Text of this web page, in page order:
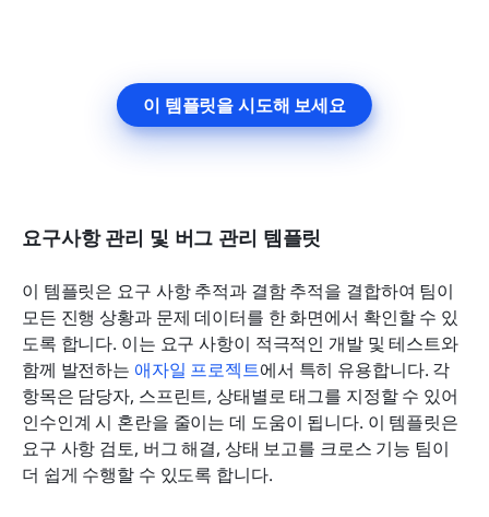
이 템플릿을 시도해 보세요
요구사항 관리 및 버그 관리 템플릿
이 템플릿은 요구 사항 추적과 결함 추적을 결합하여 팀이
모든 진행 상황과 문제 데이터를 한 화면에서 확인할 수 있
도록 합니다. 이는 요구 사항이 적극적인 개발 및 테스트와
함께 발전하는 애자일 프로젝트에서 특히 유용합니다. 각
항목은 담당자, 스프린트, 상태별로 태그를 지정할 수 있어
인수인계 시 혼란을 줄이는 데 도움이 됩니다. 이 템플릿은
요구 사항 검토, 버그 해결, 상태 보고를 크로스 기능 팀이
더 쉽게 수행할 수 있도록 합니다.